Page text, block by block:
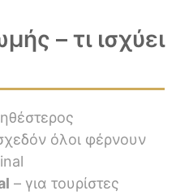
– τι ισχύει
όλοι φέρνουν
– για τουρίστες